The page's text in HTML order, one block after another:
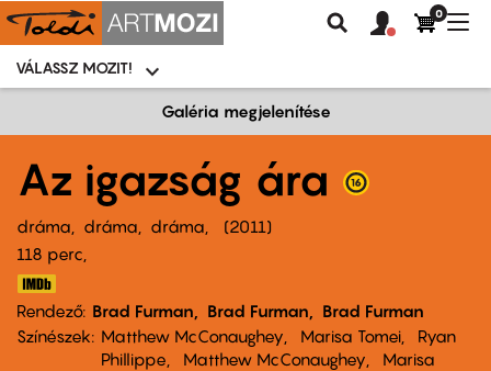
Moziválasztó
menü
VÁLASSZ MOZIT!
Keresés
Felhasználói
fiók
0
Galéria megjelenítése
Az igazság ára
dráma dráma dráma
2011
118 perc,
Rendező Brad Furman Brad Furman
Brad Furman
Színészek
Matthew McConaughey Marisa Tomei
Ryan
Phillippe
Matthew McConaughey
Marisa